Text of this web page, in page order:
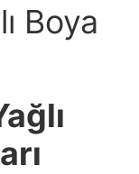
Boya